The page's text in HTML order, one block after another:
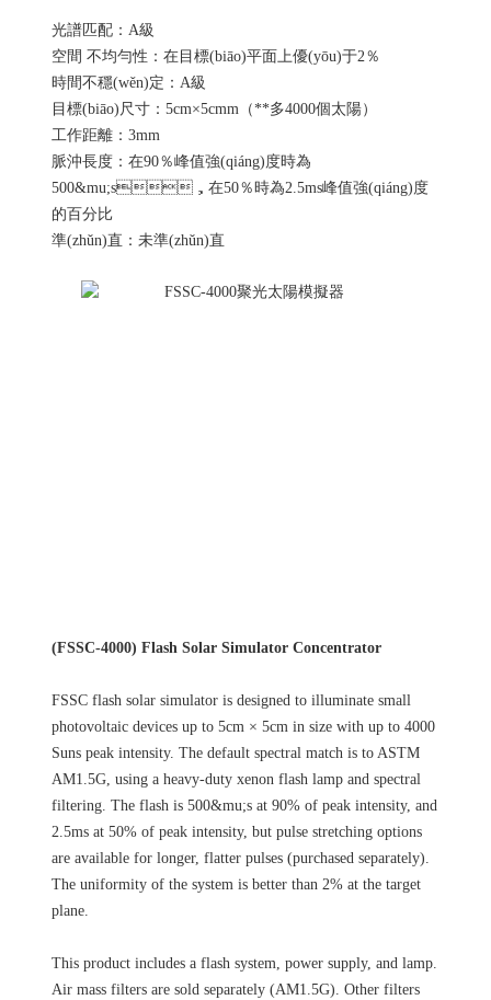
光譜匹配：A級
空間 不均勻性：在目標(biāo)平面上優(yōu)于2％
時間不穩(wěn)定：A級
目標(biāo)尺寸：5cm×5cmm（**多4000個太陽）
工作距離：3mm
脈沖長度：在90％峰值強(qiáng)度時為
500&mu;s，在50％時為2.5ms峰值強(qiáng)度
的百分比
準(zhǔn)直：未準(zhǔn)直
(FSSC-4000) Flash Solar Simulator Concentrator
FSSC flash solar simulator is designed to illuminate small
photovoltaic devices up to 5cm × 5cm in size with up to 4000
Suns peak intensity. The default spectral match is to ASTM
AM1.5G, using a heavy-duty xenon flash lamp and spectral
filtering. The flash is 500&mu;s at 90% of peak intensity, and
2.5ms at 50% of peak intensity, but pulse stretching options
are available for longer, flatter pulses (purchased separately).
The uniformity of the system is better than 2% at the target
plane.
This product includes a flash system, power supply, and lamp.
Air mass filters are sold separately (AM1.5G). Other filters